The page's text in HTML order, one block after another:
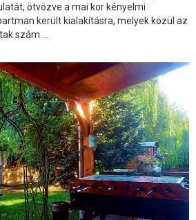
ötvözve a mai kor kényelmi
került kialakításra, melyek közül az
szám ...